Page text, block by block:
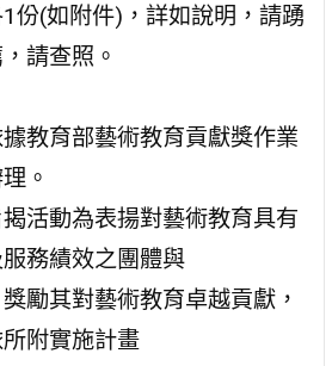
份(如附件)，詳如說明，請踴
請查照。
教育部藝術教育貢獻獎作業
。
活動為表揚對藝術教育具有
務績效之團體與
勵其對藝術教育卓越貢獻，
附實施計畫